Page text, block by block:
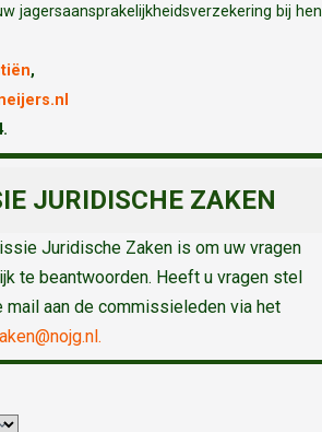
jagersaansprakelijkheidsverzekering bij hen
,
JURIDISCHE ZAKEN
Juridische Zaken is om uw vragen
te beantwoorden. Heeft u vragen stel
mail aan de commissieleden via het